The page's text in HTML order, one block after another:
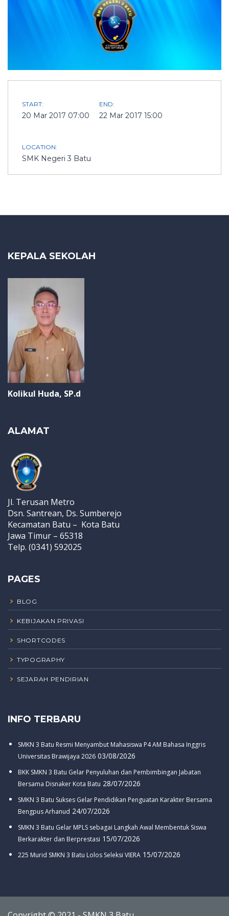
START:
20 Mar 2017 07:00
END:
22 Mar 2017 15:00
LOCATION:
SMK Negeri 3 Batu
KEPALA SEKOLAH
Kolikul Huda, SP.d
ALAMAT
Jl. Terusan Metro
Dsn. Santrean, Ds. Sumberejo
Kecamatan Batu – Kota Batu
Jawa Timur – 65318
Telp. (0341) 592025
PAGES
BLOG
KEBIJAKAN PRIVASI
SHORTCODES
TYPOGRAPHY
SEJARAH PENDIRIAN
INFO TERBARU
SMKN 3 Batu Resmi Menyambut Mahasiswa P4 AM Bahasa Inggris
Universitas Brawijaya 2026 03/08/2026
BKK SMKN 3 Batu Gelar Penyuluhan dan Pembimbingan Jabatan
Bersama Disnaker Kota Batu 28/07/2026
SMKN 3 Batu Sukses Gelar Pendidikan Penguatan Karakter Bersama
Bengpus Arhanud 24/07/2026
SMKN 3 Batu Gelar MPLS sebagai Langkah Awal Membentuk Siswa
Berkarakter dan Berprestasi 15/07/2026
225 Murid SMKN 3 Batu Lolos Seleksi VIERA 15/07/2026